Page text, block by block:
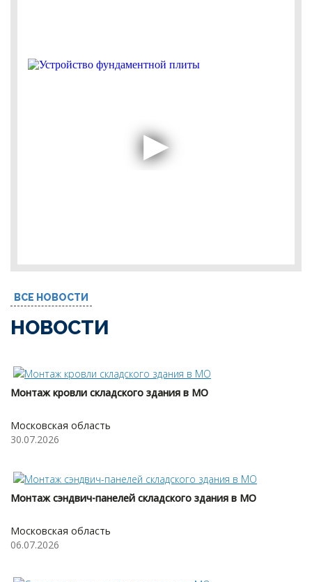
НОВОСТИ
ВСЕ НОВОСТИ
Монтаж кровли складского здания в МО
Московская область
30.07.2026
Монтаж сэндвич-панелей складского здания в МО
Московская область
06.07.2026